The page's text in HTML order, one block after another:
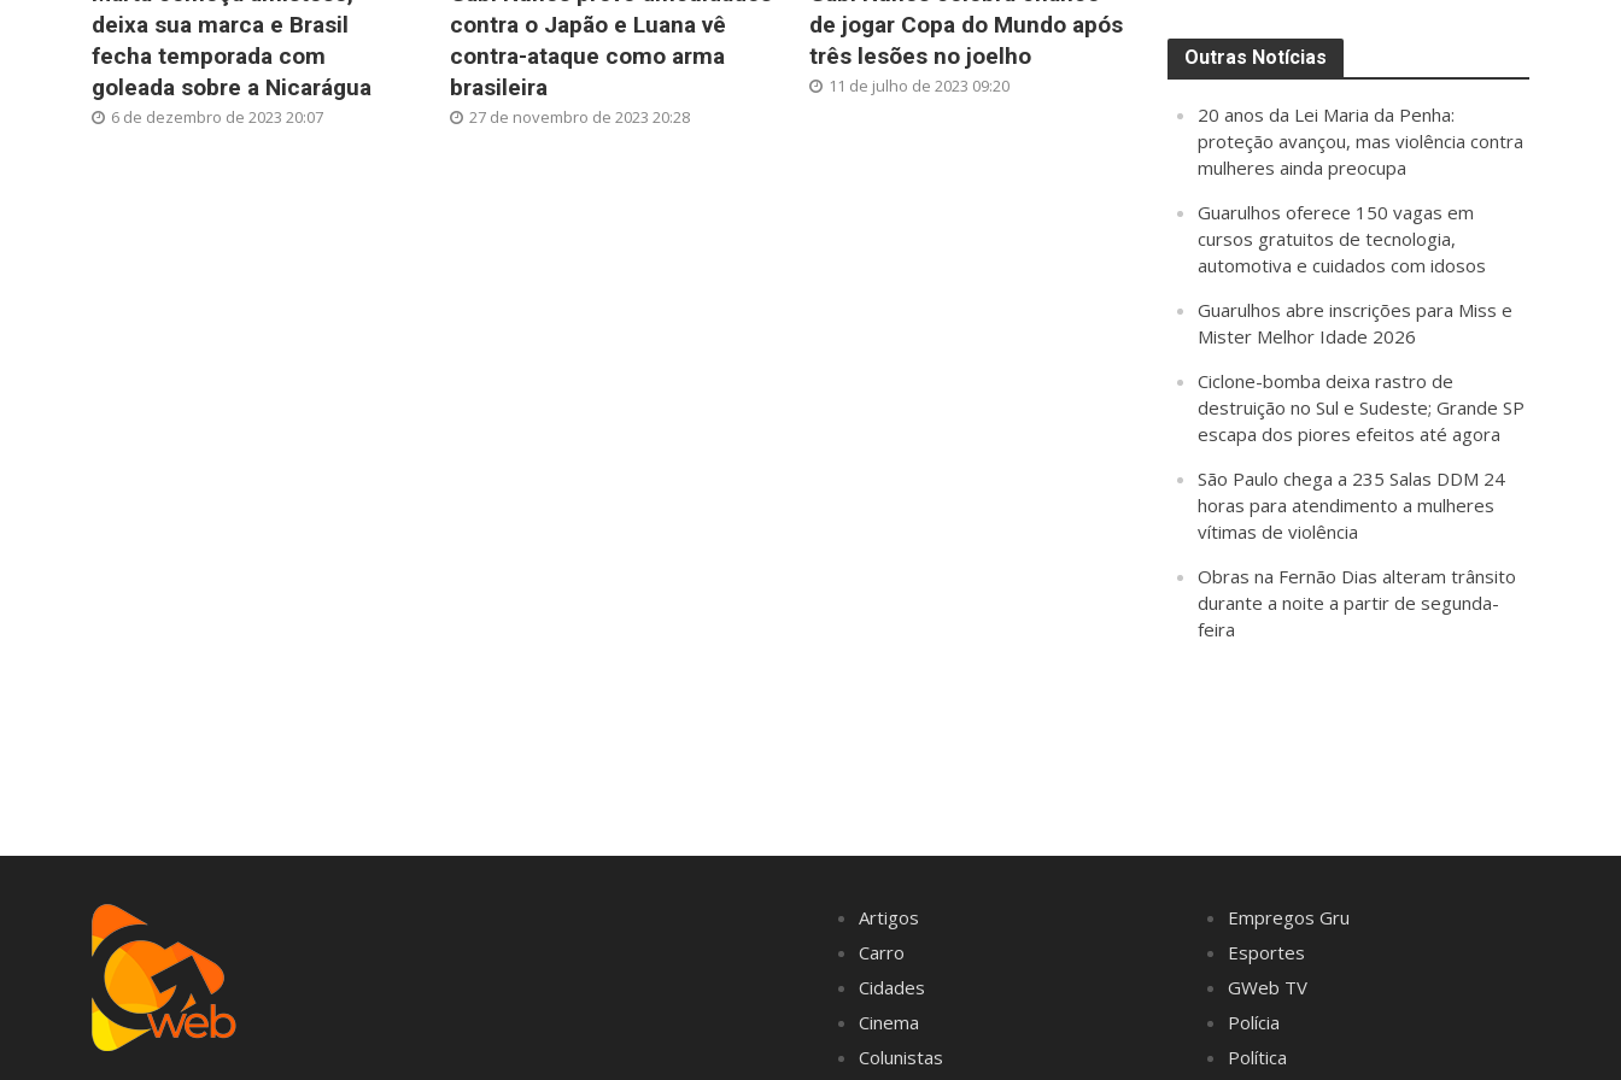
deixa sua marca e Brasil
fecha temporada com
goleada sobre a Nicarágua
6 de dezembro de 2023 20:07
contra o Japão e Luana vê
contra-ataque como arma
brasileira
27 de novembro de 2023 20:28
de jogar Copa do Mundo após
três lesões no joelho
11 de julho de 2023 09:20
Outras Notícias
20 anos da Lei Maria da Penha:
proteção avançou, mas violência contra
mulheres ainda preocupa
Guarulhos oferece 150 vagas em
cursos gratuitos de tecnologia,
automotiva e cuidados com idosos
Guarulhos abre inscrições para Miss e
Mister Melhor Idade 2026
Ciclone-bomba deixa rastro de
destruição no Sul e Sudeste; Grande SP
escapa dos piores efeitos até agora
São Paulo chega a 235 Salas DDM 24
horas para atendimento a mulheres
vítimas de violência
Obras na Fernão Dias alteram trânsito
durante a noite a partir de segunda-
feira
Artigos
Carro
Cidades
Cinema
Colunistas
Empregos Gru
Esportes
GWeb TV
Polícia
Política